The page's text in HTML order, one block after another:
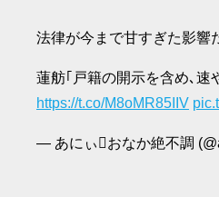
法律が今まで甘すぎた影響
蓮舫｢戸籍の開示を含め､
https://t.co/M8oMR85IIV
— あにぃおなか絶不調